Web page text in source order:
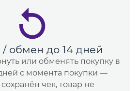
/ обмен до 14 дней
или обменять покупку в
с момента покупки —
чек, товар не